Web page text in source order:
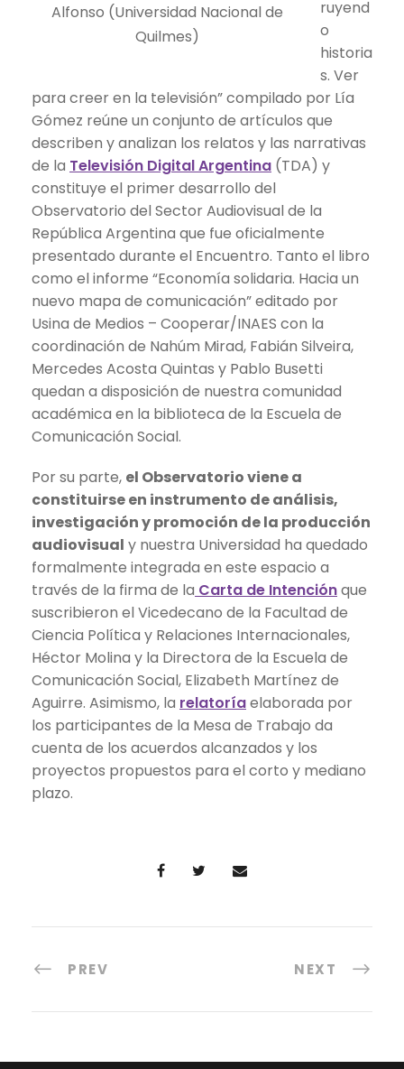
Alfonso (Universidad Nacional de
Quilmes)
ruyend
o
historia
s. Ver
para creer en la televisión” compilado por Lía
Gómez reúne un conjunto de artículos que
describen y analizan los relatos y las narrativas
de la Televisión Digital Argentina (TDA) y
constituye el primer desarrollo del
Observatorio del Sector Audiovisual de la
República Argentina que fue oficialmente
presentado durante el Encuentro. Tanto el libro
como el informe “Economía solidaria. Hacia un
nuevo mapa de comunicación” editado por
Usina de Medios – Cooperar/INAES con la
coordinación de Nahúm Mirad, Fabián Silveira,
Mercedes Acosta Quintas y Pablo Busetti
quedan a disposición de nuestra comunidad
académica en la biblioteca de la Escuela de
Comunicación Social.
Por su parte, el Observatorio viene a
constituirse en instrumento de análisis,
investigación y promoción de la producción
audiovisual y nuestra Universidad ha quedado
formalmente integrada en este espacio a
través de la firma de la Carta de Intenciónque
suscribieron el Vicedecano de la Facultad de
Ciencia Política y Relaciones Internacionales,
Héctor Molina y la Directora de la Escuela de
Comunicación Social, Elizabeth Martínez de
Aguirre. Asimismo, la relatoríaelaborada por
los participantes de la Mesa de Trabajo da
cuenta de los acuerdos alcanzados y los
proyectos propuestos para el corto y mediano
plazo.
PREV NEXT